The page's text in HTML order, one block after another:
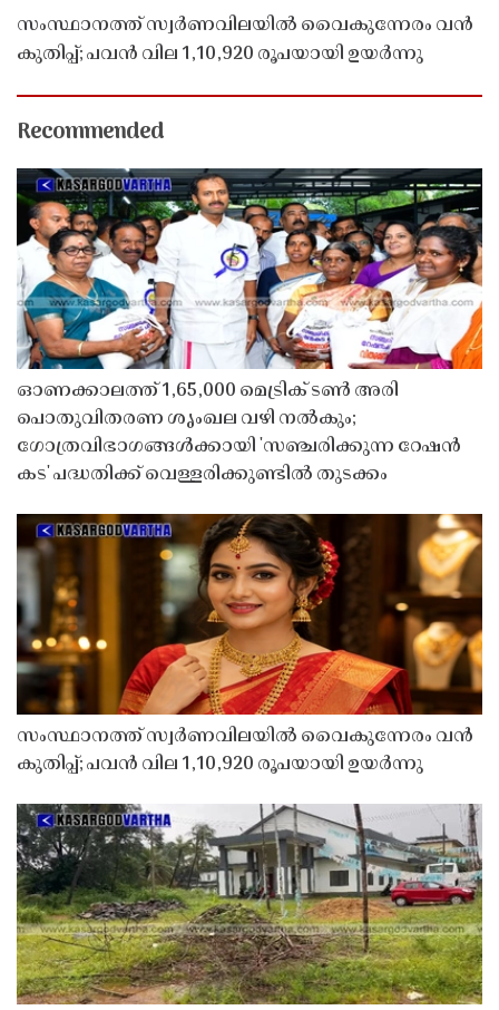
സംസ്ഥാനത്ത് സ്വർണവിലയിൽ വൈകുന്നേരം വൻ
കുതിപ്പ്; പവൻ വില 1,10,920 രൂപയായി ഉയർന്നു
Recommended
ഓണക്കാലത്ത് 1,65,000 മെട്രിക് ടൺ അരി
പൊതുവിതരണ ശൃംഖല വഴി നൽകും;
ഗോത്രവിഭാഗങ്ങൾക്കായി 'സഞ്ചരിക്കുന്ന റേഷൻ
കട' പദ്ധതിക്ക് വെള്ളരിക്കുണ്ടിൽ തുടക്കം
സംസ്ഥാനത്ത് സ്വർണവിലയിൽ വൈകുന്നേരം വൻ
കുതിപ്പ്; പവൻ വില 1,10,920 രൂപയായി ഉയർന്നു